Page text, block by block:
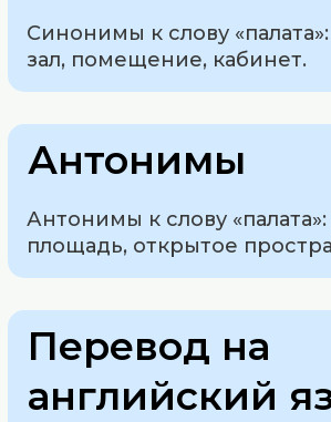
Синонимы к слову
зал, помещение, кабинет.
Антонимы
Антонимы к слову «палата»:
площадь, открытое
Перевод на
английский